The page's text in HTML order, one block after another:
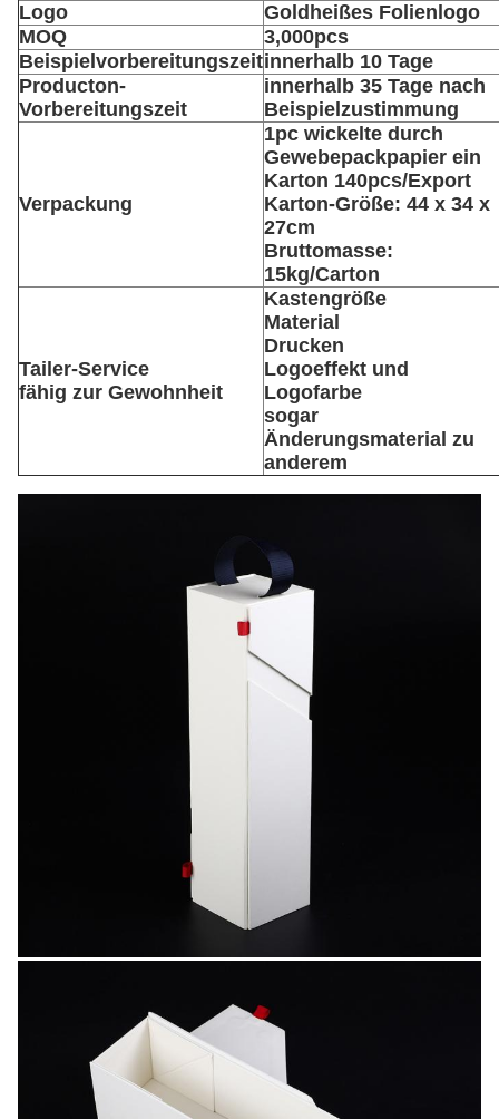
Logo
Goldheißes Folienlogo
MOQ
3,000pcs
Beispielvorbereitungszeitinnerhalb 10 Tage
Producton-
Vorbereitungszeit
innerhalb 35 Tage nach
Beispielzustimmung
Verpackung
1pc wickelte durch
Gewebepackpapier ein
Karton 140pcs/Export
Karton-Größe: 44 x 34 x
27cm
Bruttomasse:
15kg/Carton
Tailer-Service
fähig zur Gewohnheit
Kastengröße
Material
Drucken
Logoeffekt und
Logofarbe
sogar
Änderungsmaterial zu
anderem